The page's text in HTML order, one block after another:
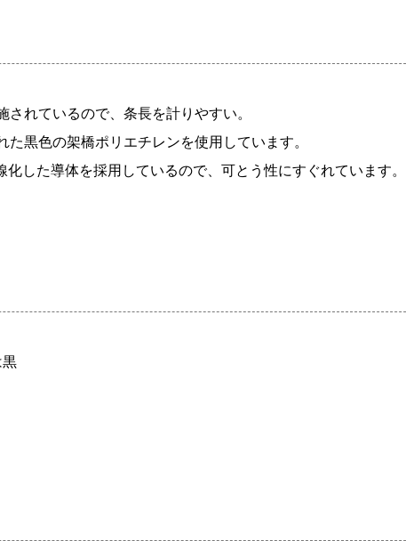
されているので、条長を計りやすい。
た黒色の架橋ポリエチレンを使用しています。
化した導体を採用しているので、可とう性にすぐれています。
黒